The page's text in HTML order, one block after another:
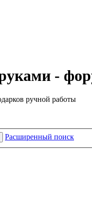
-
ручной работы
Расширенный поиск